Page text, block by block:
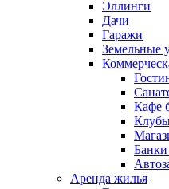
Эллинги
Дачи
Гаражи
Земельные
Кафе
Клубы
Аренда жилья